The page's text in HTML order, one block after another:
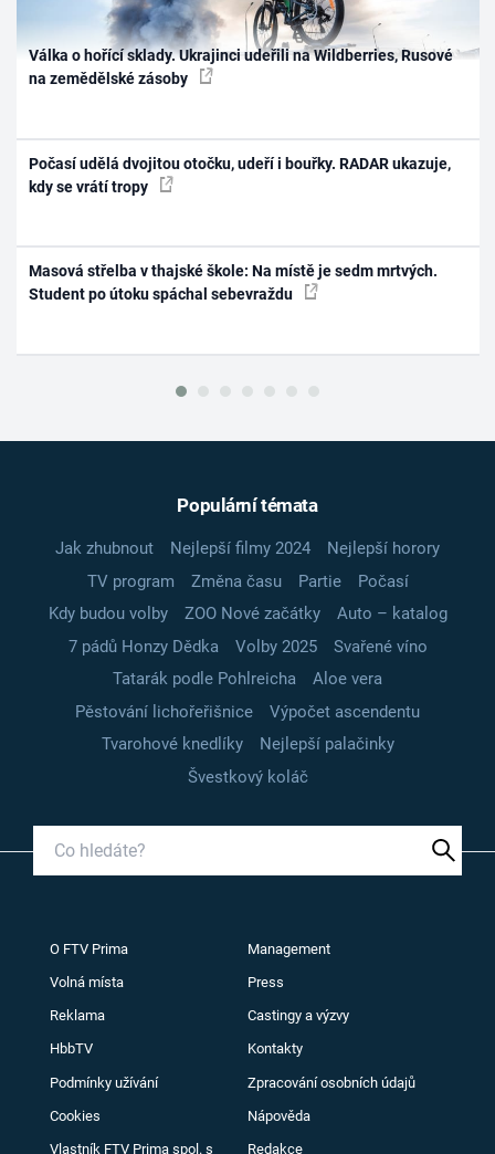
Válka o hořící sklady. Ukrajinci udeřili na Wildberries, Rusové
na zemědělské zásoby
Počasí udělá dvojitou otočku, udeří i bouřky. RADAR ukazuje,
kdy se vrátí tropy
Masová střelba v thajské škole: Na místě je sedm mrtvých.
Student po útoku spáchal sebevraždu
Populární témata
Jak zhubnout Nejlepší filmy 2024
Nejlepší horory
TV program
Změna času Partie
Počasí
Kdy budou volby
ZOO Nové začátky
Auto – katalog
7 pádů Honzy Dědka
Volby 2025
Svařené víno
Tatarák podle Pohlreicha
Aloe vera
Pěstování lichořeřišnice
Výpočet ascendentu
Tvarohové knedlíky
Nejlepší palačinky
Švestkový koláč
O FTV Prima Management
Volná místa Press
Reklama Castingy a výzvy
HbbTV Kontakty
Podmínky užívání Zpracování osobních údajů
Cookies Nápověda
Vlastník FTV Prima spol. s Redakce